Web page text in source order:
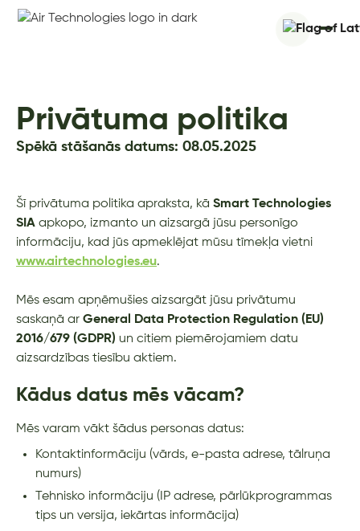
Privātuma politika
Spēkā stāšanās datums: 08.05.2025
Šī privātuma politika apraksta, kā Smart Technologies
SIA apkopo, izmanto un aizsargā jūsu personīgo
informāciju, kad jūs apmeklējat mūsu tīmekļa vietni
www.airtechnologies.eu.
Mēs esam apņēmušies aizsargāt jūsu privātumu
saskaņā ar General Data Protection Regulation (EU)
2016/679 (GDPR) un citiem piemērojamiem datu
aizsardzības tiesību aktiem.
Kādus datus mēs vācam?
Mēs varam vākt šādus personas datus:
Kontaktinformāciju (vārds, e-pasta adrese, tālruņa
numurs)
Tehnisko informāciju (IP adrese, pārlūkprogrammas
tips un versija, iekārtas informācija)